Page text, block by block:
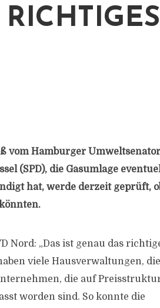
vom Hamburger Umweltsenator
(SPD), die Gasumlage
hat, werde derzeit geprüft,
Nord: „Das ist genau das
viele Hausverwaltungen, die
die auf
worden sind. So konnte die